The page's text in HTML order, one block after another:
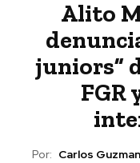
Alito
juniors”
FGR
Por: Carlos